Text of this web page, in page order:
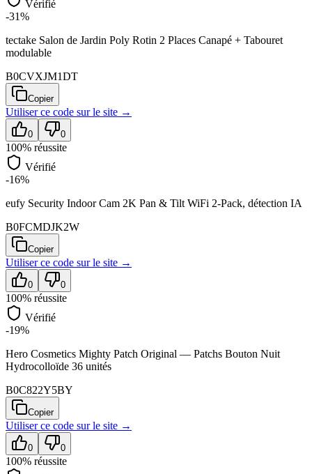
Vérifié
-31%
tectake Salon de Jardin Poly Rotin 2 Places Canapé + Tabouret
modulable
B0CVXJM1DT
Copier
Utiliser ce code surle site →
0 0
100% réussite
Vérifié
-16%
eufy Security Indoor Cam 2K Pan & Tilt WiFi 2-Pack, détection IA
B0FCMDJK2W
Copier
Utiliser ce code surle site →
0 0
100% réussite
Vérifié
-19%
Hero Cosmetics Mighty Patch Original — Patchs Bouton Nuit
Hydrocolloïde 36 unités
B0C822Y5BY
Copier
Utiliser ce code surle site →
0 0
100% réussite